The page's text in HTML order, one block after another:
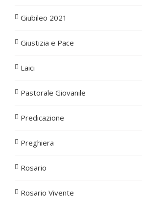
Giubileo 2021
Giustizia e Pace
Laici
Pastorale Giovanile
Predicazione
Preghiera
Rosario
Rosario Vivente